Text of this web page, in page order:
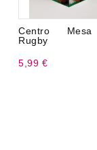
Centro
Rugby
5,99 €